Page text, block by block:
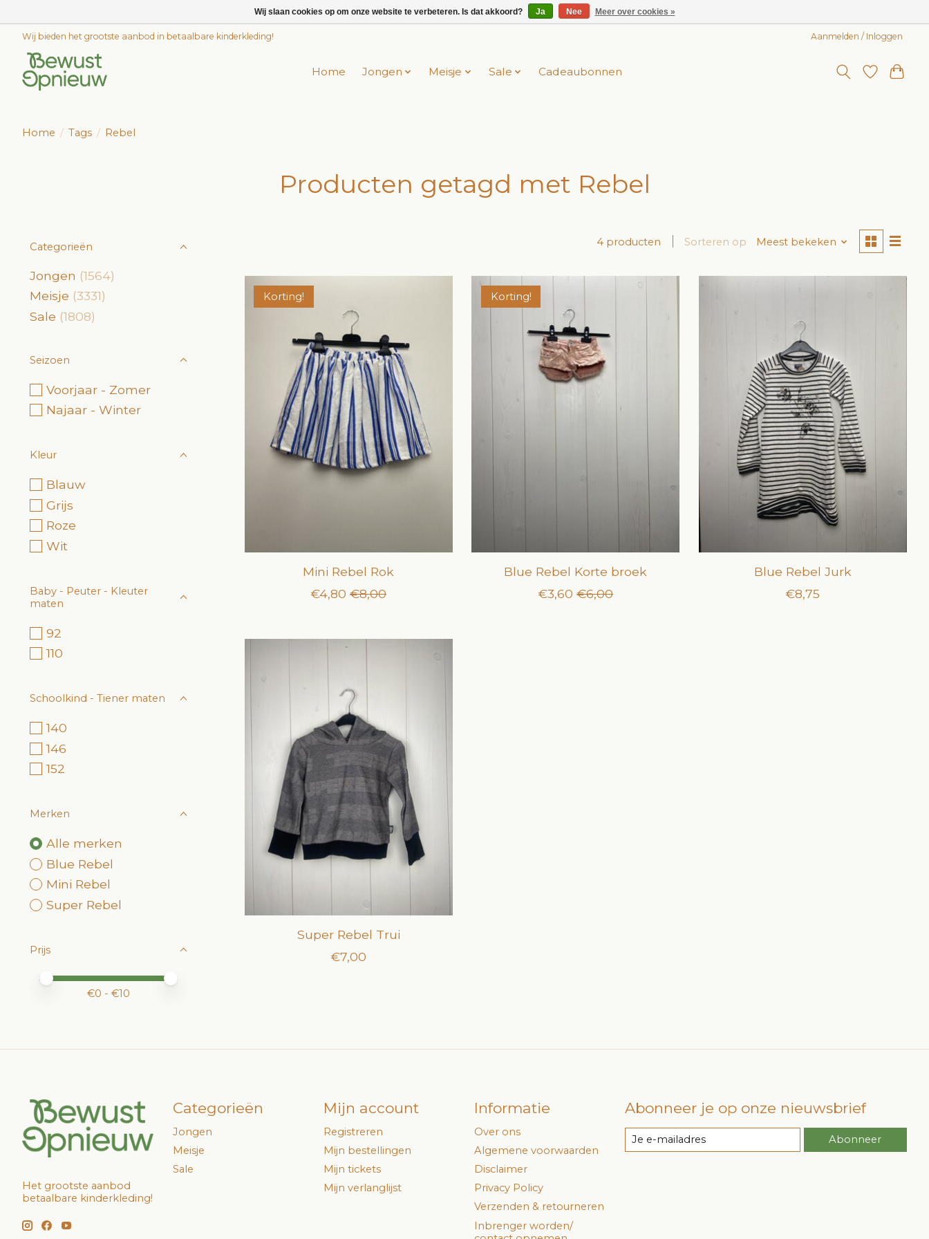
Wij bieden het grootste aanbod in betaalbare kinderkleding! Aanmelden / Inloggen
Home Jongen Meisje Sale Cadeaubonnen
Home / Tags / Rebel
Producten getagd met Rebel
Categorieën
Jongen (1564)
Meisje (3331)
Sale (1808)
Seizoen
Voorjaar - Zomer
Najaar - Winter
Kleur
Blauw
Grijs
Roze
Wit
Baby - Peuter - Kleuter
maten
92
110
Schoolkind - Tiener maten
140
146
152
Merken
Alle merken
Blue Rebel
Mini Rebel
Super Rebel
Prijs
Minimale prijswaarde
Price maximum value
€0 - €10
4 producten Sorteren op Meest bekeken
Korting!
Mini Rebel Rok
€4,80 €8,00
Korting!
Blue Rebel Korte broek
€3,60 €6,00
Blue Rebel Jurk
€8,75
Super Rebel Trui
€7,00
Het grootste aanbod
betaalbare kinderkleding!
Categorieën
Jongen
Meisje
Sale
Mijn account
Registreren
Mijn bestellingen
Mijn tickets
Mijn verlanglijst
Informatie
Over ons
Algemene voorwaarden
Disclaimer
Privacy Policy
Verzenden & retourneren
Inbrenger worden/
Abonneer je op onze nieuwsbrief
Abonneer
Wij slaan cookies op om onze website te verbeteren. Is dat akkoord? Ja Nee Meer over cookies »